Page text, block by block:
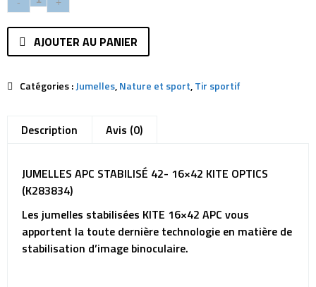
AJOUTER AU PANIER
Catégories :Jumelles,Nature et sport,Tir sportif
Description Avis (0)
JUMELLES APC STABILISÉ 42- 16×42 KITE OPTICS
(K283834)
Les jumelles stabilisées KITE 16×42 APC vous
apportent la toute dernière technologie en matière de
stabilisation d’image binoculaire.